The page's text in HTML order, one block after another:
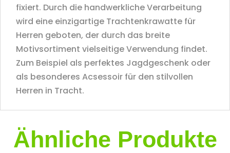
fixiert. Durch die handwerkliche Verarbeitung
wird eine einzigartige Trachtenkrawatte für
Herren geboten, der durch das breite
Motivsortiment vielseitige Verwendung findet.
Zum Beispiel als perfektes Jagdgeschenk oder
als besonderes Acsessoir für den stilvollen
Herren in Tracht.
Ähnliche Produkte